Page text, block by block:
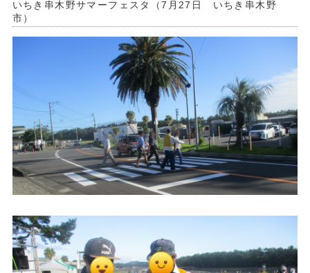
いちき串木野サマーフェスタ（7月27日 いちき串木野
市）